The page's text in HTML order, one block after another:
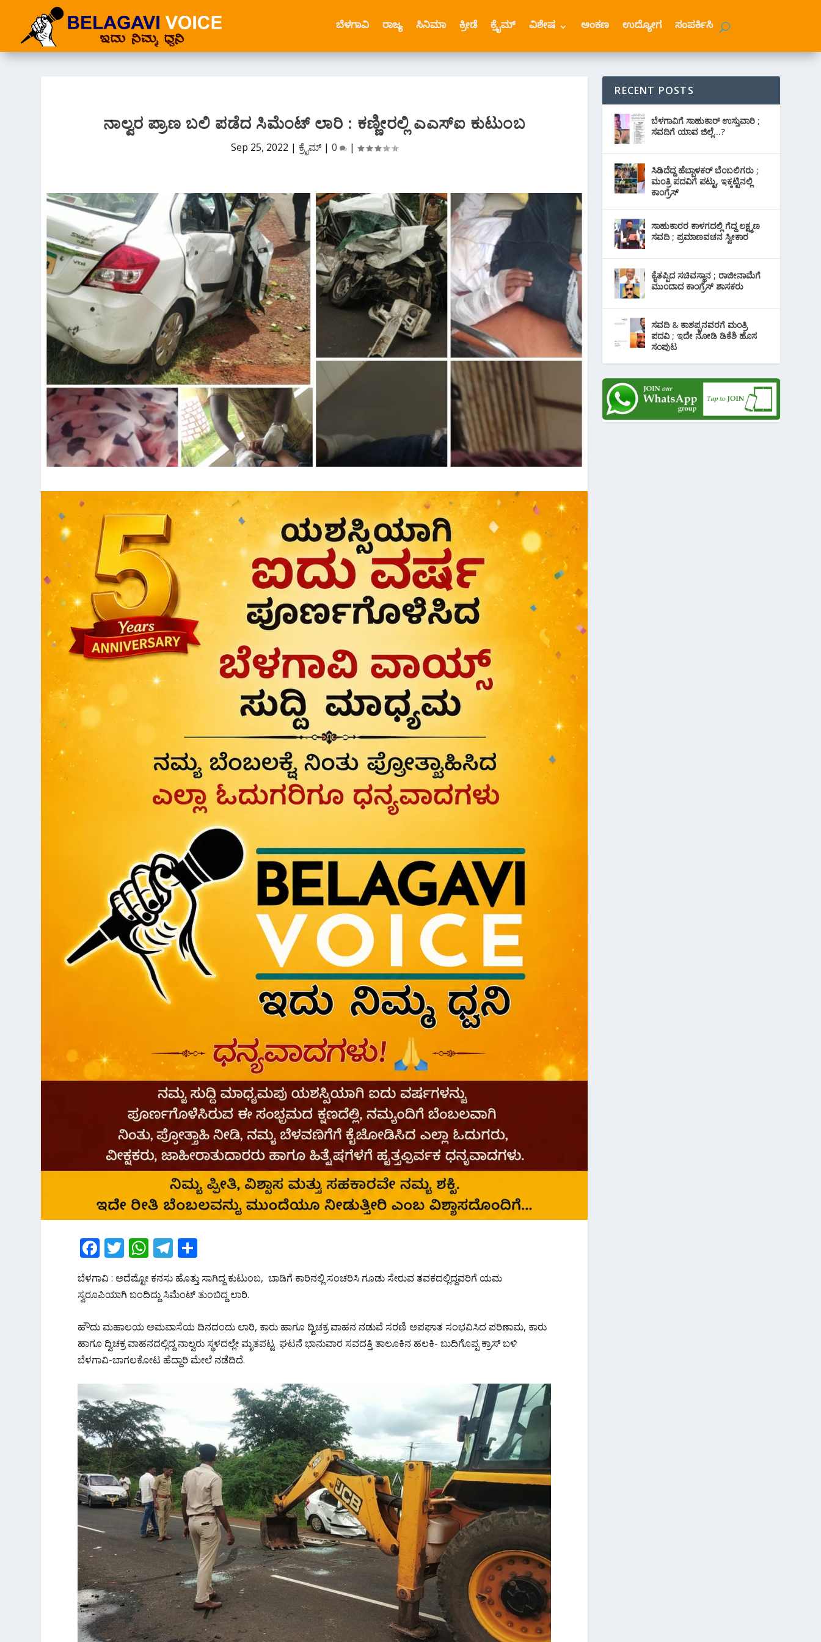
ಬೆಳಗಾವಿ ರಾಜ್ಯ ಸಿನಿಮಾ ಕ್ರೀಡೆ ಕ್ರೈಮ್ ವಿಶೇಷ ಅಂಕಣ ಉದ್ಯೋಗ ಸಂಪರ್ಕಿಸಿ
ನಾಲ್ವರ ಪ್ರಾಣ ಬಲಿ ಪಡೆದ ಸಿಮೆಂಟ್ ಲಾರಿ : ಕಣ್ಣೀರಲ್ಲಿ ಎಎಸ್ಐ ಕುಟುಂಬ
Sep 25, 2022 | ಕ್ರೈಮ್|0 |
F
e
b
o
o
k
T
w
itt
er
W
h
at
s
A
p
p
T
el
e
gr
a
m
ar
e
ಬೆಳಗಾವಿ : ಅದೆಷ್ಟೋ ಕನಸು ಹೊತ್ತು ಸಾಗಿದ್ದ ಕುಟುಂಬ, ಬಾಡಿಗೆ ಕಾರಿನಲ್ಲಿ ಸಂಚರಿಸಿ ಗೂಡು ಸೇರುವ ತವಕದಲ್ಲಿದ್ದವರಿಗೆ ಯಮ
ಸ್ವರೂಪಿಯಾಗಿ ಬಂದಿದ್ದು ಸಿಮೆಂಟ್ ತುಂಬಿದ್ದ ಲಾರಿ.‌
ಹೌದು ಮಹಾಲಯ ಅಮವಾಸೆಯ‌ ದಿನದಂದು ಲಾರಿ, ಕಾರು ಹಾಗೂ ದ್ವಿಚಕ್ರ ವಾಹನ ನಡುವೆ ಸರಣಿ ಅಪಘಾತ ಸಂಭವಿಸಿದ ಪರಿಣಾಮ, ಕಾರು
ಹಾಗೂ ದ್ವಿಚಕ್ರ ವಾಹನದಲ್ಲಿದ್ದ ನಾಲ್ವರು ಸ್ಥಳದಲ್ಲೇ ಮೃತಪಟ್ಟ ಘಟನೆ ಭಾನುವಾರ ಸವದತ್ತಿ ತಾಲೂಕಿನ ಹಲಕಿ- ಬುದಿಗೊಪ್ಪ ಕ್ರಾಸ್ ಬಳಿ
ಬೆಳಗಾವಿ-ಬಾಗಲಕೋಟ ಹೆದ್ದಾರಿ ಮೇಲೆ ನಡೆದಿದೆ.
RECENT POSTS
ಬೆಳಗಾವಿಗೆ ಸಾಹುಕಾರ್ ಉಸ್ತುವಾರಿ ;
ಸವದಿಗೆ ಯಾವ ಜಿಲ್ಲೆ…?
ಸಿಡಿದೆದ್ದ ಹೆಬ್ಬಾಳಕರ್ ಬೆಂಬಲಿಗರು ;
ಮಂತ್ರಿ ಪದವಿಗೆ ‌ಪಟ್ಟು, ಇಕ್ಕಟ್ಟಿನಲ್ಲಿ
ಕಾಂಗ್ರೆಸ್
ಸಾಹುಕಾರರ ಕಾಳಗದಲ್ಲಿ ಗೆದ್ದ ಲಕ್ಷ್ಮಣ
ಸವದಿ ; ಪ್ರಮಾಣವಚನ ಸ್ವೀಕಾರ
ಕೈತಪ್ಪಿದ ಸಚಿವಸ್ಥಾನ ; ರಾಜೀನಾಮೆಗೆ
ಮುಂದಾದ ಕಾಂಗ್ರೆಸ್ ‌ಶಾಸಕರು
ಸವದಿ & ಕಾಶಪ್ಪನವರಗೆ ಮಂತ್ರಿ
ಪದವಿ ; ಇದೇ ನೋಡಿ‌ ಡಿಕೆಶಿ ಹೊಸ
ಸಂಪುಟ